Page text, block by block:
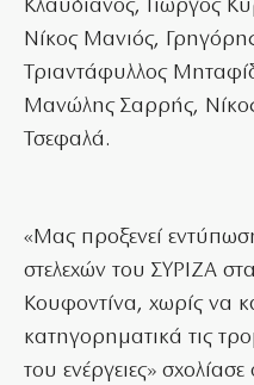
Κλαυδιανός, Γιώργος
Νίκος Μανιός,
Τριαντάφυλλος
Μανώλης Σαρρής, Νίκος
Τσεφαλά.
«Μας προξενεί
στελεχών του ΣΥΡΙΖΑ
Κουφοντίνα, χωρίς να
κατηγορηματικά τις
του ενέργειες»